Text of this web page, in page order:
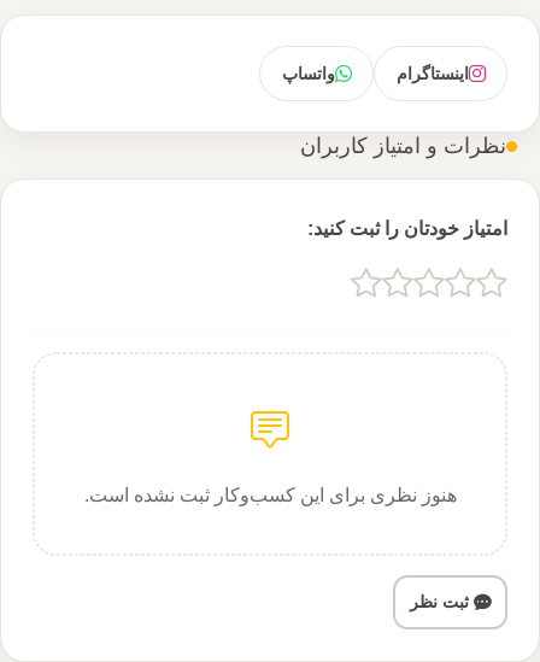
اینستاگرام واتساپ
نظرات و امتیاز کاربران
امتیاز خودتان را ثبت کنید:
هنوز نظری برای این کسب‌وکار ثبت نشده است.
ثبت نظر